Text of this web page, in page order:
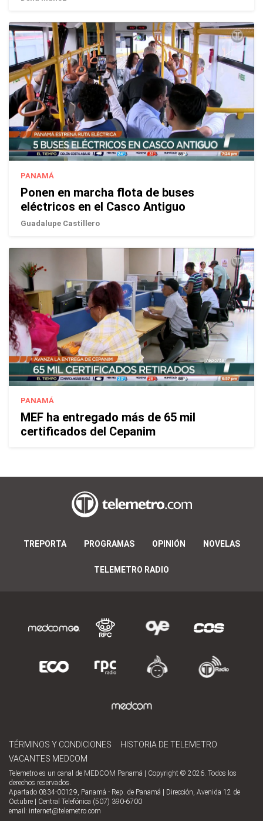
PANAMÁ
Ponen en marcha flota de buses
eléctricos en el Casco Antiguo
Guadalupe Castillero
PANAMÁ
MEF ha entregado más de 65 mil
certificados del Cepanim
TREPORTA PROGRAMAS OPINIÓN NOVELAS
TELEMETRO RADIO
TÉRMINOS Y CONDICIONES
HISTORIA DE TELEMETRO
VACANTES MEDCOM
Telemetro es un canal de MEDCOM Panamá | Copyright © 2026. Todos los
derechos reservados.
Apartado 0834-00129, Panamá - Rep. de Panamá | Dirección, Avenida 12 de
Octubre | Central Telefónica (507) 390-6700
email: internet@telemetro.com